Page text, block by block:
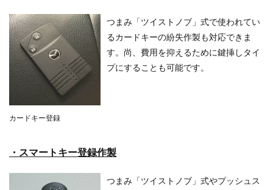
カードキー登録
つまみ「ツイストノブ」式で使われてい
るカードキーの紛失作製も対応できま
す。尚、費用を抑えるために鍵挿しタイ
プにすることも可能です。
・スマートキー登録作製
つまみ「ツイストノブ」式やプッシュス